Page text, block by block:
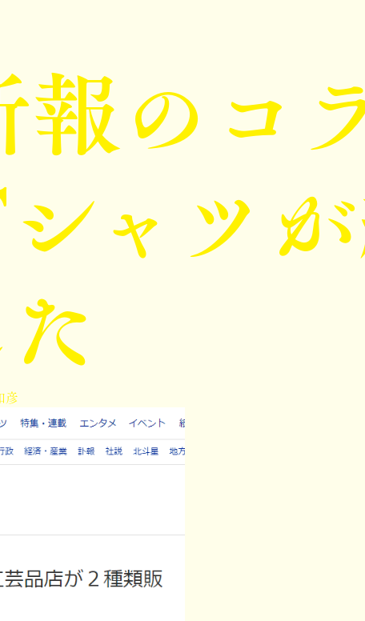
のコ
ャツ
彦